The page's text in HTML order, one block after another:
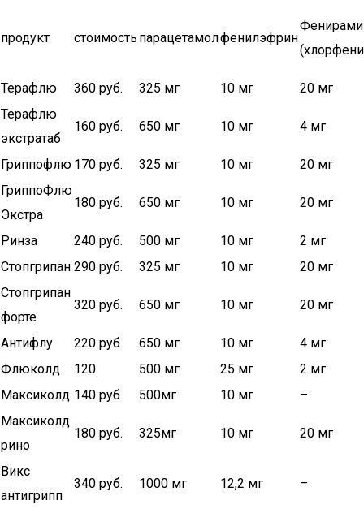
продукт стоимость парацетамолфенилэфрин
Терафлю 360 руб. 325 мг 10 мг
20 мг
Терафлю
экстратаб
160 руб. 650 мг 10 мг 4 мг
Гриппофлю 170 руб. 325 мг 10 мг
20 мг
ГриппоФлю
Экстра
180 руб. 650 мг 10 мг 20 мг
Ринза 240 руб. 500 мг 10 мг
2 мг
Стопгрипан 290 руб. 325 мг 10 мг
20 мг
Стопгрипан
форте
320 руб. 650 мг 10 мг 20 мг
Антифлу 220 руб. 650 мг 10 мг
4 мг
Флюколд
120 500 мг 25 мг
2 мг
Максиколд 140 руб. 500мг 10 мг
–
Максиколд
рино
180 руб. 325мг 10 мг 20 мг
Викс
антигрипп
340 руб. 1000 мг 12,2 мг –